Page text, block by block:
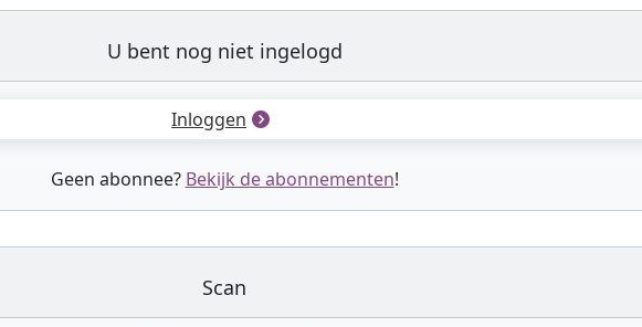
U bent nog niet ingelogd
Inloggen
Geen abonnee? Bekijk de abonnementen!
Scan